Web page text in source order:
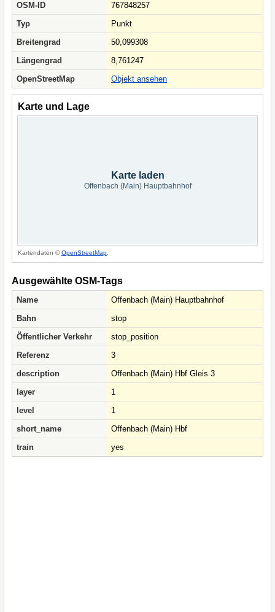
OSM-ID
767848257
Typ
Punkt
Breitengrad
50,099308
Längengrad
8,761247
OpenStreetMap
Objekt ansehen
Karte und Lage
Karte laden
Offenbach (Main) Hauptbahnhof
Kartendaten ©OpenStreetMap
Ausgewählte OSM-Tags
Name
Offenbach (Main) Hauptbahnhof
Bahn
stop
Öffentlicher Verkehr
stop_position
Referenz
3
description
Offenbach (Main) Hbf Gleis 3
layer
1
level
1
short_name
Offenbach (Main) Hbf
train
yes